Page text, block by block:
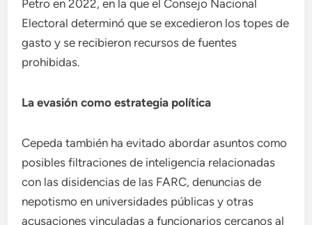
Petro en 2022, en la que el Consejo Nacional
Electoral determinó que se excedieron los topes de
gasto y se recibieron recursos de fuentes
prohibidas.
La evasión como estrategia política
Cepeda también ha evitado abordar asuntos como
posibles filtraciones de inteligencia relacionadas
con las disidencias de las FARC, denuncias de
nepotismo en universidades públicas y otras
acusaciones vinculadas a funcionarios cercanos al